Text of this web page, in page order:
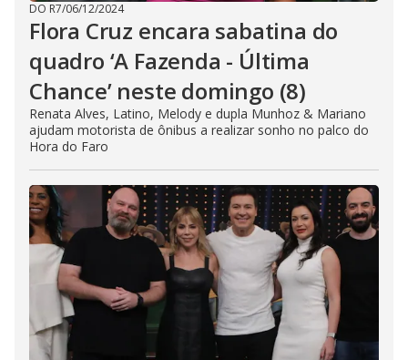
DO R7/06/12/2024
Flora Cruz encara sabatina do
quadro ‘A Fazenda - Última
Chance’ neste domingo (8)
Renata Alves, Latino, Melody e dupla Munhoz & Mariano
ajudam motorista de ônibus a realizar sonho no palco do
Hora do Faro